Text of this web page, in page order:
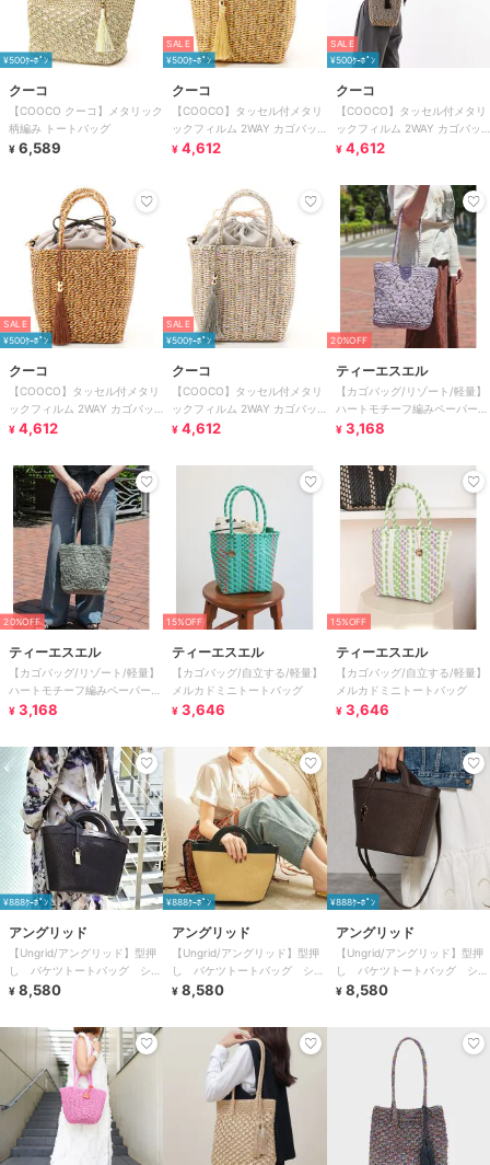
¥500ｸｰﾎﾟﾝ
クーコ
【COOCO クーコ】メタリック
柄編み トートバッグ
¥ 6,589
SALE
¥500ｸｰﾎﾟﾝ
クーコ
【COOCO】タッセル付メタリ
ックフィルム 2WAY カゴバッ
グ かごバッグ ショルダー
¥ 4,612
SALE
¥500ｸｰﾎﾟﾝ
クーコ
【COOCO】タッセル付メタリ
ックフィルム 2WAY カゴバッ
グ かごバッグ ショルダー
¥ 4,612
SALE
¥500ｸｰﾎﾟﾝ
クーコ
【COOCO】タッセル付メタリ
ックフィルム 2WAY カゴバッ
グ かごバッグ ショルダー
¥ 4,612
SALE
¥500ｸｰﾎﾟﾝ
クーコ
【COOCO】タッセル付メタリ
ックフィルム 2WAY カゴバッ
グ かごバッグ ショルダー
¥ 4,612
20%OFF
ティーエスエル
【カゴバッグ/リゾート/軽量】
ハートモチーフ編みペーパート
ートバッグ
¥ 3,168
20%OFF
ティーエスエル
【カゴバッグ/リゾート/軽量】
ハートモチーフ編みペーパート
ートバッグ
¥ 3,168
15%OFF
ティーエスエル
【カゴバッグ/自立する/軽量】
メルカドミニトートバッグ
¥ 3,646
15%OFF
ティーエスエル
【カゴバッグ/自立する/軽量】
メルカドミニトートバッグ
¥ 3,646
¥888ｸｰﾎﾟﾝ
アングリッド
【Ungrid/アングリッド】型押
し バケツトートバッグ ショ
ルダーバッグ
¥ 8,580
¥888ｸｰﾎﾟﾝ
アングリッド
【Ungrid/アングリッド】型押
し バケツトートバッグ ショ
ルダーバッグ
¥ 8,580
¥888ｸｰﾎﾟﾝ
アングリッド
【Ungrid/アングリッド】型押
し バケツトートバッグ ショ
ルダーバッグ
¥ 8,580